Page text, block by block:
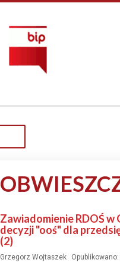
Zawiadomienie RDOŚ
decyzji "ooś" dla
(2)
Grzegorz Wojtaszek